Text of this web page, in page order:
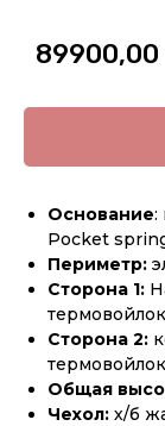
89900,00
Основание:
Pocket
Периметр:
Сторона 1:
термовойлок
Сторона 2:
термовойлок
Общая
Чехол: х/б